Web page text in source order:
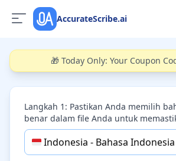
AccurateScribe.ai
🎁 Today Only: Your Coupon
Langkah 1: Pastikan Anda memilih
benar dalam file Anda untuk
🇮🇩Indonesia - Bahasa Indonesia